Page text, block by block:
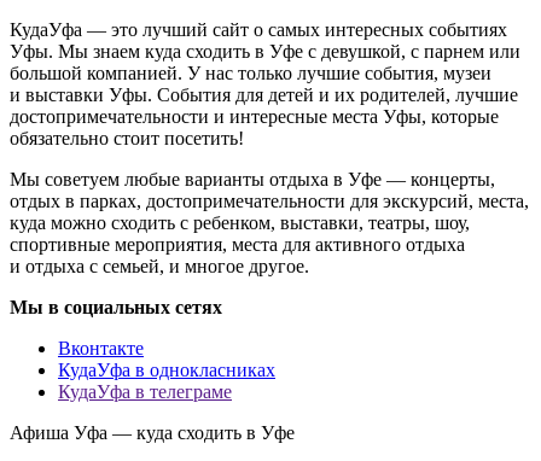
КудаУфа — это лучший сайт о самых интересных событиях
Уфы. Мы знаем куда сходить в Уфе с девушкой, с парнем или
большой компанией. У нас только лучшие события, музеи
и выставки Уфы. События для детей и их родителей, лучшие
достопримечательности и интересные места Уфы, которые
обязательно стоит посетить!
Мы советуем любые варианты отдыха в Уфе — концерты,
отдых в парках, достопримечательности для экскурсий, места,
куда можно сходить с ребенком, выставки, театры, шоу,
спортивные мероприятия, места для активного отдыха
и отдыха с семьей, и многое другое.
Мы в социальных сетях
Вконтакте
КудаУфа в однокласниках
КудаУфа в телеграме
Афиша Уфа — куда сходить в Уфе